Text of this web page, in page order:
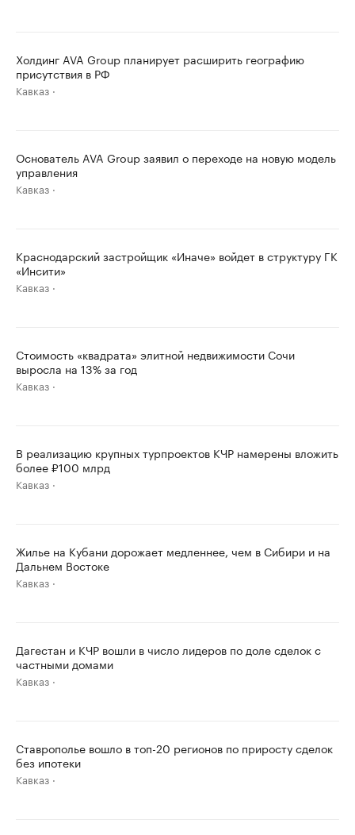
Холдинг AVA Group планирует расширить географию
присутствия в РФ
Кавказ
Основатель AVA Group заявил о переходе на новую модель
управления
Кавказ
Краснодарский застройщик «Иначе» войдет в структуру ГК
«Инсити»
Кавказ
Стоимость «квадрата» элитной недвижимости Сочи
выросла на 13% за год
Кавказ
В реализацию крупных турпроектов КЧР намерены вложить
более ₽100 млрд
Кавказ
Жилье на Кубани дорожает медленнее, чем в Сибири и на
Дальнем Востоке
Кавказ
Дагестан и КЧР вошли в число лидеров по доле сделок с
частными домами
Кавказ
Ставрополье вошло в топ-20 регионов по приросту сделок
без ипотеки
Кавказ